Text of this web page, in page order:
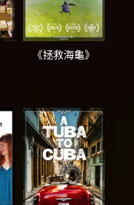
《拯救海龜》